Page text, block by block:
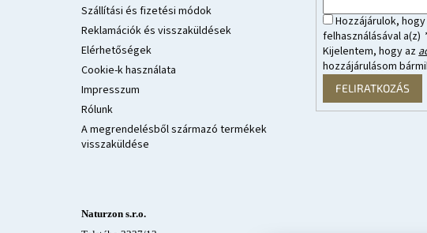
Szállítási és fizetési módok
Reklamációk és visszaküldések
Elérhetőségek
Cookie-k használata
Impresszum
Rólunk
A megrendelésből származó termékek
visszaküldése
Hozzájárulok,
felhasználásával a(z)
Kijelentem, hogy az
hozzájárulásom
FELIRATKOZÁS
Naturzon s.r.o.